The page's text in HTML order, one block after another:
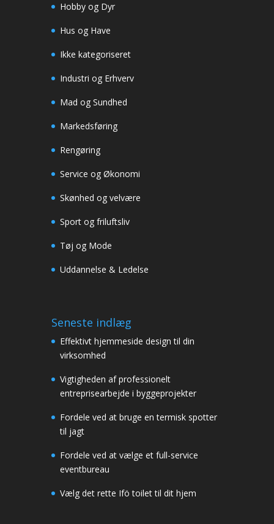
Hobby og Dyr
Hus og Have
Ikke kategoriseret
Industri og Erhverv
Mad og Sundhed
Markedsføring
Rengøring
Service og Økonomi
Skønhed og velvære
Sport og friluftsliv
Tøj og Mode
Uddannelse & Ledelse
Seneste indlæg
Effektivt hjemmeside design til din
virksomhed
Vigtigheden af professionelt
entreprisearbejde i byggeprojekter
Fordele ved at bruge en termisk spotter
til jagt
Fordele ved at vælge et full-service
eventbureau
Vælg det rette Ifö toilet til dit hjem